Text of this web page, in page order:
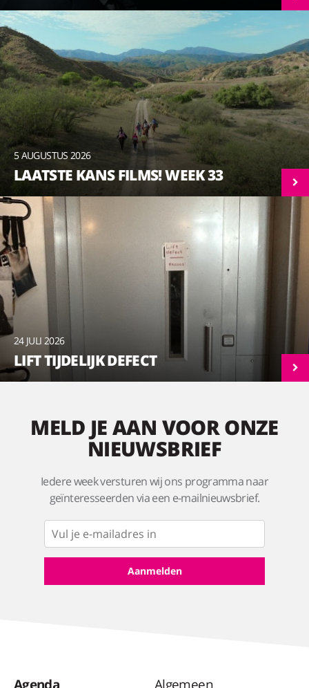
5 AUGUSTUS 2026
LAATSTE KANS FILMS! WEEK 33
24 JULI 2026
LIFT TIJDELIJK DEFECT
MELD JE AAN VOOR ONZE
NIEUWSBRIEF
Iedere week versturen wij ons programma naar
geïnteresseerden via een e-mailnieuwsbrief.